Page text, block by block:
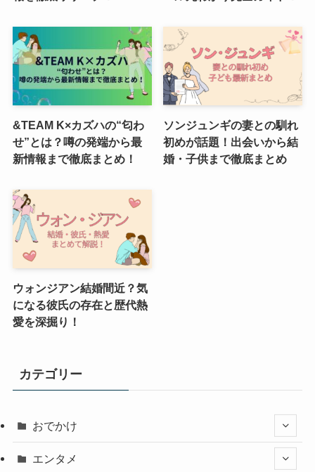
&TEAM K×カズハの“匂わ
せ”とは？噂の発端から最
新情報まで徹底まとめ！
ソンジュンギの妻との馴れ
初めが話題！出会いから結
婚・子供まで徹底まとめ
ウォンジアン結婚間近？気
になる彼氏の存在と歴代熱
愛を深掘り！
カテゴリー
おでかけ
エンタメ